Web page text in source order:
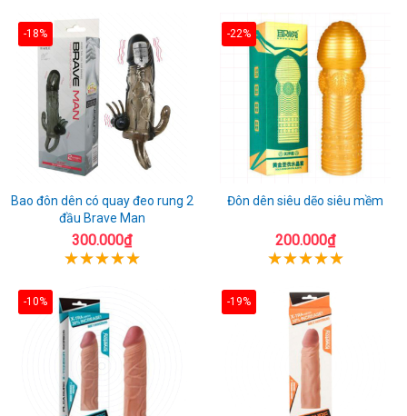
-18%
Bao đôn dên có quay đeo rung 2
đầu Brave Man
300.000₫
-22%
Đôn dên siêu dẽo siêu mềm
200.000₫
-10% -19%